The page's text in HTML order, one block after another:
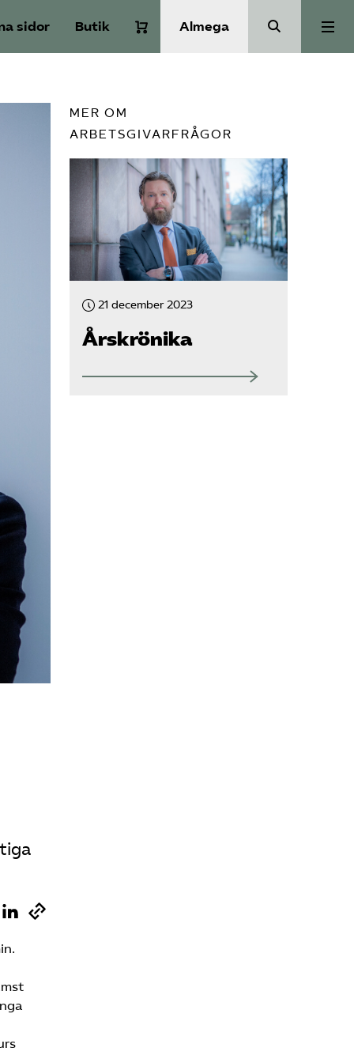
sidor Butik Almega
Branscher
Medlemskap
Auktorisation
Våra frågor
MER OM
ARBETSGIVARFRÅGOR
21 december 2023
Årskrönika